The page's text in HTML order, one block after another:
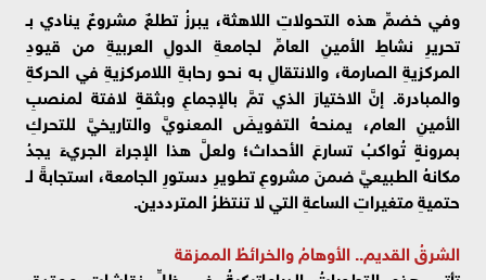
وفي خضمِّ هذه التحولاتِ اللاهثة، يبرزُ تطلعٌ مشروعٌ ينادي بـ
تحريرِ نشاطِ الأمينِ العامِّ لجامعةِ الدولِ العربيةِ من قيودِ
المركزيةِ الصارمة، والانتقالِ به نحو رحابةِ اللامركزيةِ في الحركةِ
والمبادرة. إنَّ الاختيارَ الذي تمَّ بالإجماعِ وبثقةٍ لافتة لمنصبِ
الأمينِ العام، يمنحهُ التفويضَ المعنويَّ والتاريخيَّ للتحركِ
بمرونةٍ تُواكبُ تسارعَ الأحداث؛ ولعلَّ هذا الإجراءَ الجريءَ يجدُ
مكانهُ الطبيعيَّ ضمنَ مشروعِ تطويرِ دستورِ الجامعة، استجابةً لـ
حتميةِ متغيراتِ الساعةِ التي لا تنتظرُ المترددين.
الشرقُ القديم.. الأوهامُ والخرائطُ الممزقة